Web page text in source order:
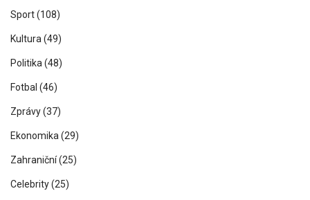
Sport(108)
Kultura(49)
Politika(48)
Fotbal (46)
Zprávy(37)
Ekonomika(29)
Zahraniční(25)
Celebrity(25)